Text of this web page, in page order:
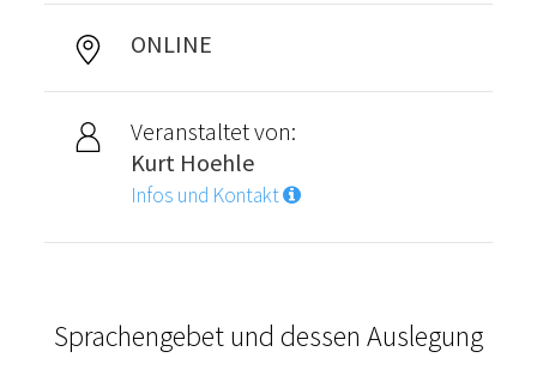
ONLINE
Veranstaltet von:
Kurt Hoehle
Infos und Kontakt
Sprachengebet und dessen Auslegung